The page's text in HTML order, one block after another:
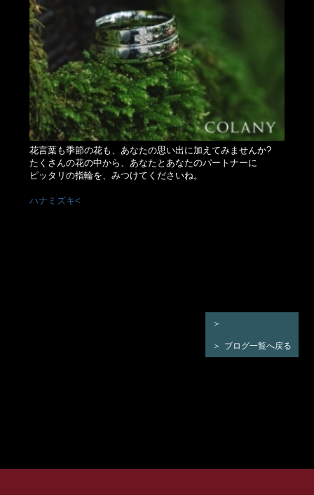
花言葉も季節の花も、あなたの思い出に加えてみませんか?
たくさんの花の中から、あなたとあなたのパートナーに
ピッタリの指輪を、みつけてくださいね。
ハナミズキ<
ブログ一覧へ戻る